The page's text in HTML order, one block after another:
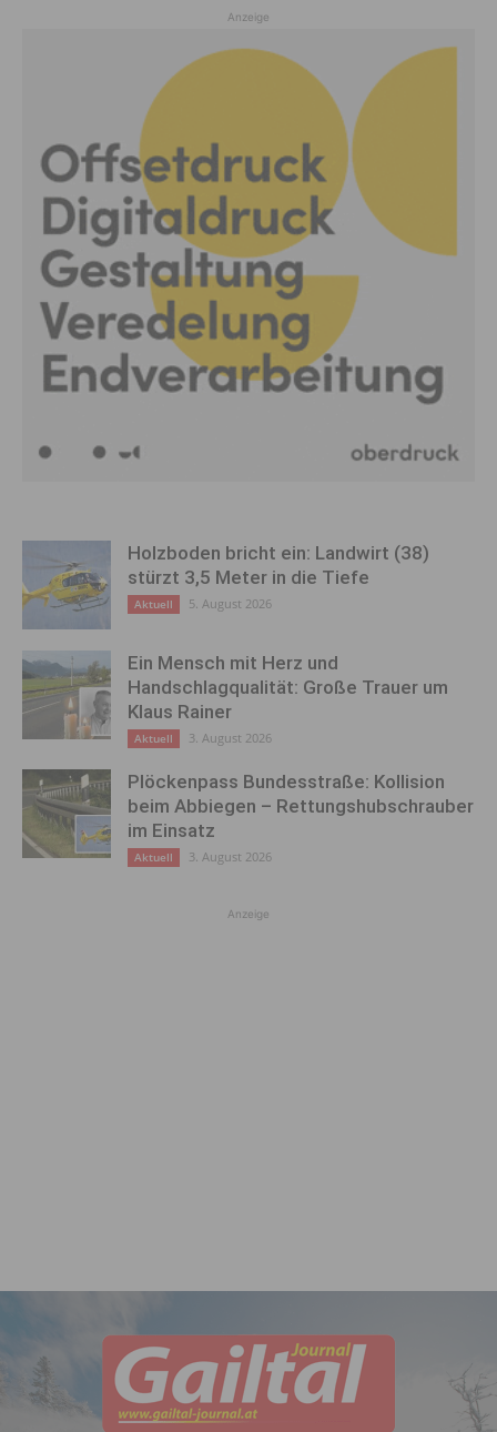
Anzeige
Holzboden bricht ein: Landwirt (38)
stürzt 3,5 Meter in die Tiefe
Aktuell 5. August 2026
Ein Mensch mit Herz und
Handschlagqualität: Große Trauer um
Klaus Rainer
Aktuell 3. August 2026
Plöckenpass Bundesstraße: Kollision
beim Abbiegen – Rettungshubschrauber
im Einsatz
Aktuell 3. August 2026
Anzeige